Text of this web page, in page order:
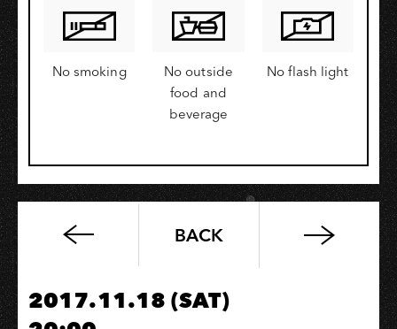
No smoking
No outside
food and
beverage
No flash light
鐵
w/
謎
BACK
2017.11.18 (SAT)